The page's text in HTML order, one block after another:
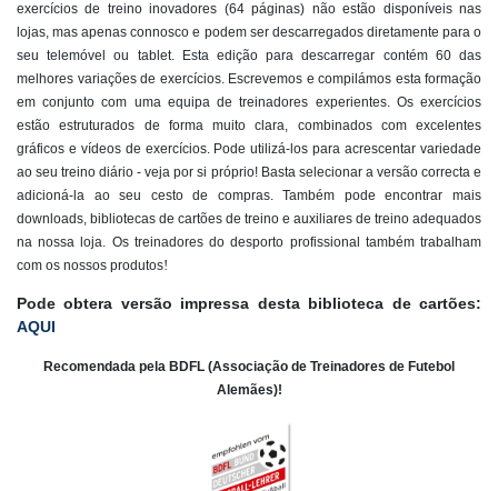
exercícios de treino inovadores (64 páginas) não estão disponíveis nas
lojas, mas apenas connosco e podem ser descarregados diretamente para o
seu telemóvel ou tablet. Esta edição para descarregar contém 60 das
melhores variações de exercícios. Escrevemos e compilámos esta formação
em conjunto com uma equipa de treinadores experientes. Os exercícios
estão estruturados de forma muito clara, combinados com excelentes
gráficos e vídeos de exercícios. Pode utilizá-los para acrescentar variedade
ao seu treino diário - veja por si próprio! Basta selecionar a versão correcta e
adicioná-la ao seu cesto de compras. Também pode encontrar mais
downloads, bibliotecas de cartões de treino e auxiliares de treino adequados
na nossa loja. Os treinadores do desporto profissional também trabalham
com os nossos produtos!
Pode obtera versão impressa desta biblioteca de cartões:
AQUI
Recomendada pela BDFL (Associação de Treinadores de Futebol
Alemães)!